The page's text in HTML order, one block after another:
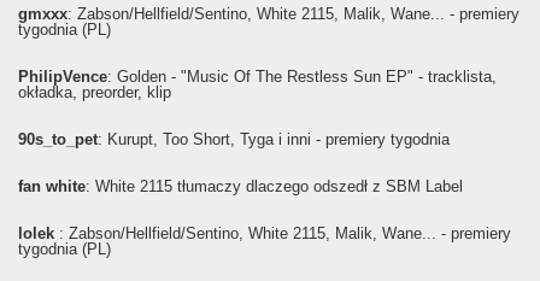
gmxxx: Żabson/Hellfield/Sentino, White 2115, Malik, Wane... - premiery
tygodnia (PL)
PhilipVence: Golden - "Music Of The Restless Sun EP" - tracklista,
okładka, preorder, klip
90s_to_pet: Kurupt, Too Short, Tyga i inni - premiery tygodnia
fan white: White 2115 tłumaczy dlaczego odszedł z SBM Label
lolek : Żabson/Hellfield/Sentino, White 2115, Malik, Wane... - premiery
tygodnia (PL)